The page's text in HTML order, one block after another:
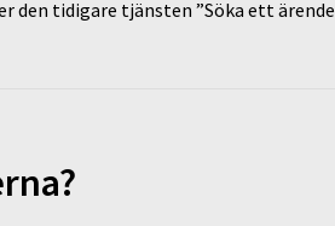
den tidigare tjänsten ”Söka ett ärende